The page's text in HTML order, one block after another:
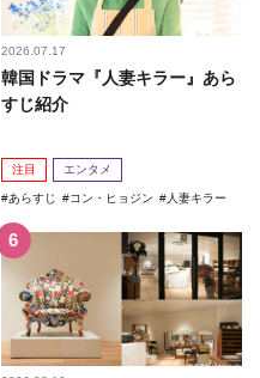
2026.07.17
韓国ドラマ『人妻キラー』あら
すじ紹介
注目 エンタメ
あらすじ コン・ヒョジン 人妻キラー